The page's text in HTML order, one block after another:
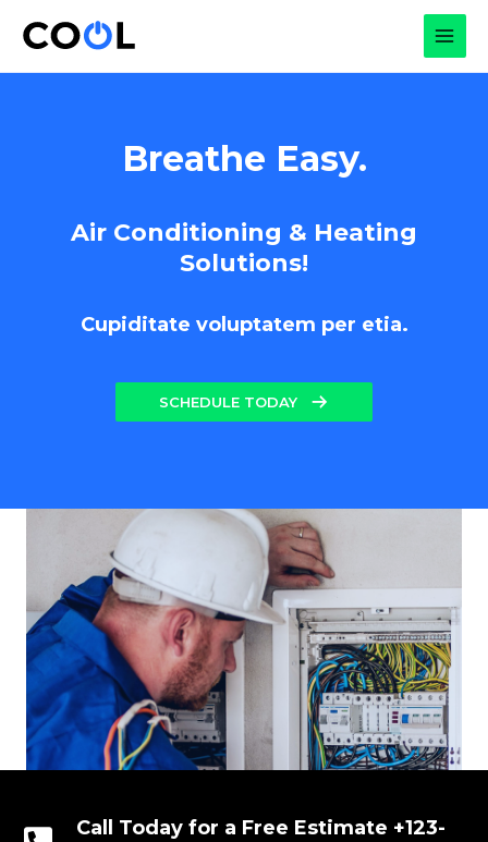
Breathe Easy.
Air Conditioning & Heating
Solutions!
Cupiditate voluptatem per etia.
SCHEDULE TODAY
Call Today for a Free Estimate +123-